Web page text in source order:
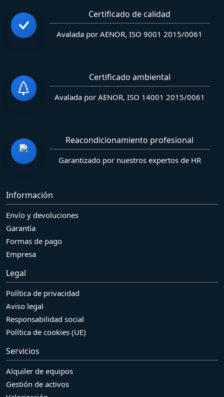
Certificado de calidad
Avalada por AENOR, ISO 9001 2015/0061
Certificado ambiental
Avalada por AENOR, ISO 14001 2015/0061
Reacondicionamiento profesional
Garantizado por nuestros expertos de HR
Información
Envío y devoluciones
Garantía
Formas de pago
Empresa
Legal
Política de privacidad
Aviso legal
Responsabilidad social
Política de cookies (UE)
Servicios
Alquiler de equipos
Gestión de activos